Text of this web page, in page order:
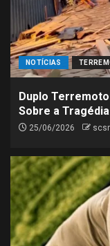
NOTÍCIAS
Duplo Terremoto
Sobre a Tragédia
25/06/2026